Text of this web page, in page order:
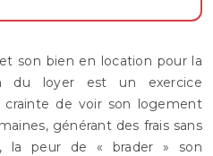
son bien en location pour la
du loyer est un exercice
crainte de voir son logement
générant des frais sans
la peur de « brader » son